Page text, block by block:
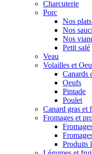
Charcuterie
Porc
Nos
Nos
Nos
Petit salé
Veau
Volailles et
Canards
Oeufs
Pintade
Poulet
Canard gras et
Fromages et
Produits